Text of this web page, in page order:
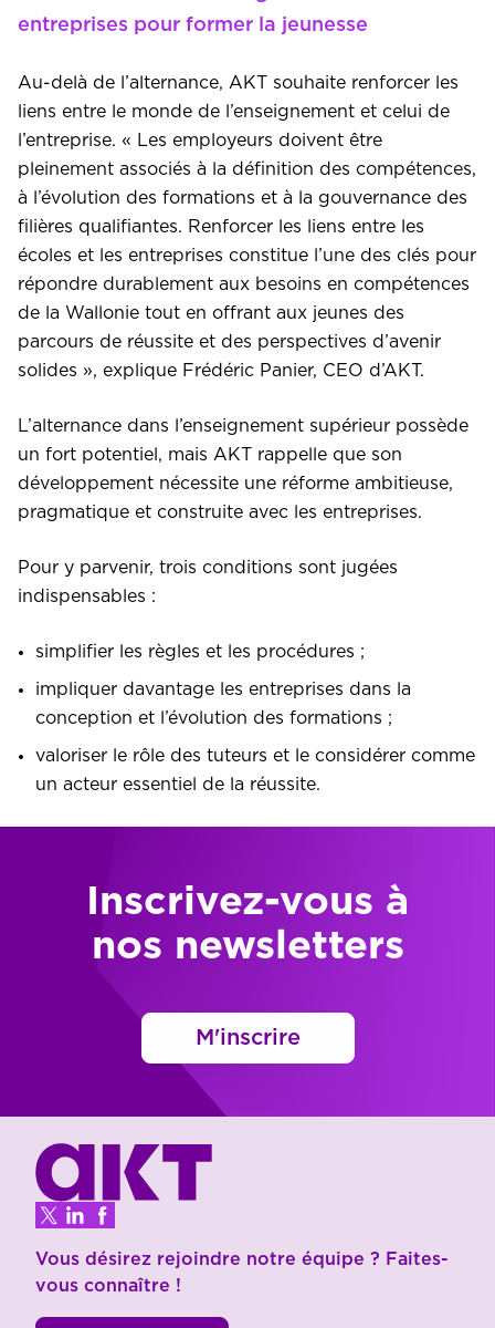
entreprises pour former la jeunesse
Au-delà de l’alternance, AKT souhaite renforcer les
liens entre le monde de l’enseignement et celui de
l’entreprise. « Les employeurs doivent être
pleinement associés à la définition des compétences,
à l’évolution des formations et à la gouvernance des
filières qualifiantes. Renforcer les liens entre les
écoles et les entreprises constitue l’une des clés pour
répondre durablement aux besoins en compétences
de la Wallonie tout en offrant aux jeunes des
parcours de réussite et des perspectives d’avenir
solides », explique Frédéric Panier, CEO d’AKT.
L’alternance dans l’enseignement supérieur possède
un fort potentiel, mais AKT rappelle que son
développement nécessite une réforme ambitieuse,
pragmatique et construite avec les entreprises.
Pour y parvenir, trois conditions sont jugées
indispensables :
simplifier les règles et les procédures ;
impliquer davantage les entreprises dans la
conception et l’évolution des formations ;
valoriser le rôle des tuteurs et le considérer comme
un acteur essentiel de la réussite.
Inscrivez-vous à
nos newsletters
M'inscrire
Vous désirez rejoindre notre équipe ? Faites-
vous connaître !